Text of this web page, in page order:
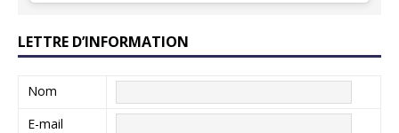
LETTRE D’INFORMATION
Nom
E-mail